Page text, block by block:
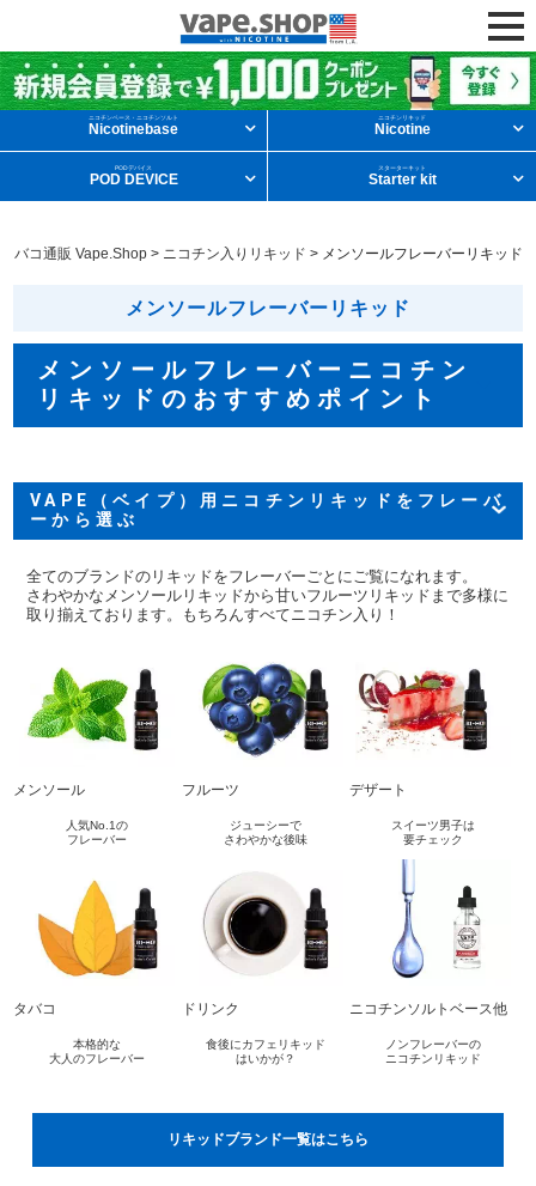
ニコチンリキッドを条件から探す
他の条件から探す
ニコチンベース・ニコチンソルト
Nicotinebase
ニコチンリキッド
Nicotine
PODデバイス
POD DEVICE
スターターキット
Starter kit
バコ通販 Vape.Shop > ニコチン入りリキッド > メンソールフレーバーリキッド
メンソールフレーバーリキッド
メンソールフレーバーニコチン
リキッドのおすすめポイント
VAPEのリキッドの中でも最も人気の高いフレーバーがメンソールフ
レーバーです。
メンソールフレーバーには以下の特徴があります。
清涼感がある
タバコとは違ったガツンとした刺激がある
VAPE（ベイプ）用ニコチンリキッドをフレーバ
ーから選ぶ
全てのブランドのリキッドをフレーバーごとにご覧になれます。
さわやかなメンソールリキッドから甘いフルーツリキッドまで多様に
取り揃えております。もちろんすべてニコチン入り！
メンソール
人気No.1の
フレーバー
フルーツ
ジューシーで
さわやかな後味
デザート
スイーツ男子は
要チェック
タバコ
本格的な
大人のフレーバー
ドリンク
食後にカフェリキッド
はいかが？
ニコチンソルトベース他
ノンフレーバーの
ニコチンリキッド
リキッドブランド一覧はこちら